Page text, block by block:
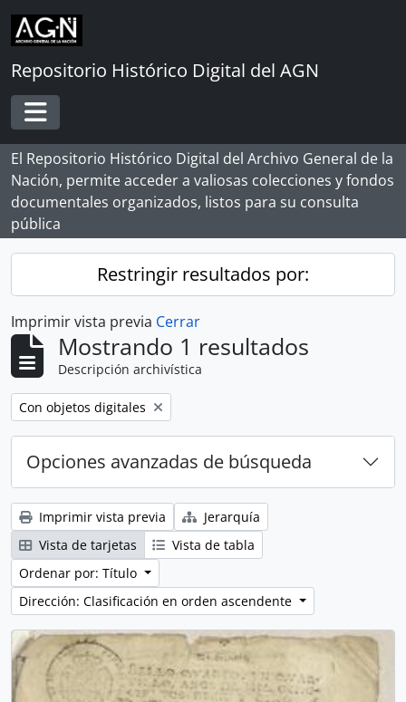
Skip to main content
Repositorio Histórico Digital del AGN
Toggle navigation
El Repositorio Histórico Digital del Archivo General de la
Nación, permite acceder a valiosas colecciones y fondos
documentales organizados, listos para su consulta
pública
Restringir resultados por:
Imprimir vista previa Cerrar
Mostrando 1 resultados
Descripción archivística
Remove filter:
Con objetos digitales
Opciones avanzadas de búsqueda
Imprimir vista previa
Jerarquía
Vista de tarjetas
Vista de tabla
Ordenar por: Título
Dirección: Clasificación en orden ascendente